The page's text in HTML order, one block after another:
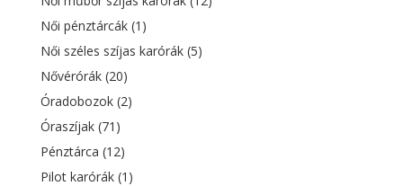
Női pénztárcák (1)
Női széles szíjas karórák (5)
Nővérórák (20)
Óradobozok (2)
Óraszíjak (71)
Pénztárca (12)
Pilot karórák (1)